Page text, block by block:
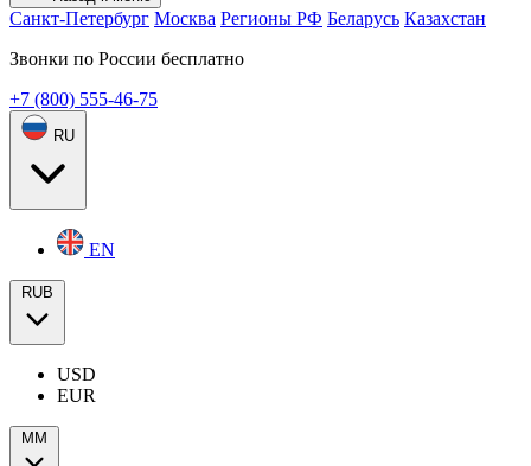
Санкт-Петербург Москва Регионы РФ Беларусь Казахстан
Звонки по России бесплатно
+7 (800) 555-46-75
RU
EN
RUB
USD
EUR
ММ